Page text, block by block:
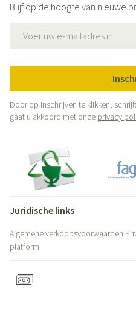
Blijf op de hoogte van nieuwe
Door op inschrijven te klikken,
gaat u akkoord met onze privacy
Juridische links
Algemene verkoopsvoorwaarden
platform